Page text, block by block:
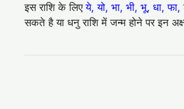
इस राशि के लिएये, यो, भा, भी, भू, धा, फा,
सकते है या धनु राशि में जन्म होने पर इन